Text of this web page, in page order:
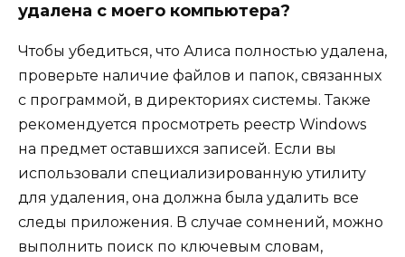
удалена с моего компьютера?
Чтобы убедиться, что Алиса полностью удалена,
проверьте наличие файлов и папок, связанных
с программой, в директориях системы. Также
рекомендуется просмотреть реестр Windows
на предмет оставшихся записей. Если вы
использовали специализированную утилиту
для удаления, она должна была удалить все
следы приложения. В случае сомнений, можно
выполнить поиск по ключевым словам,